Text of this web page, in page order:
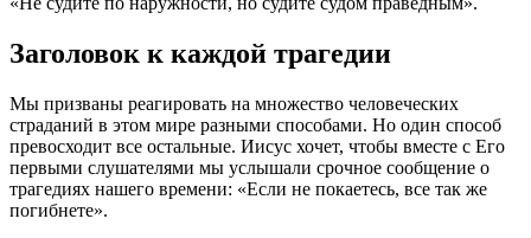
Заголовок к каждой трагедии
Мы призваны реагировать на множество человеческих
страданий в этом мире разными способами. Но один способ
превосходит все остальные. Иисус хочет, чтобы вместе с Его
первыми слушателями мы услышали срочное сообщение о
трагедиях нашего времени: «Если не покаетесь, все так же
погибнете».